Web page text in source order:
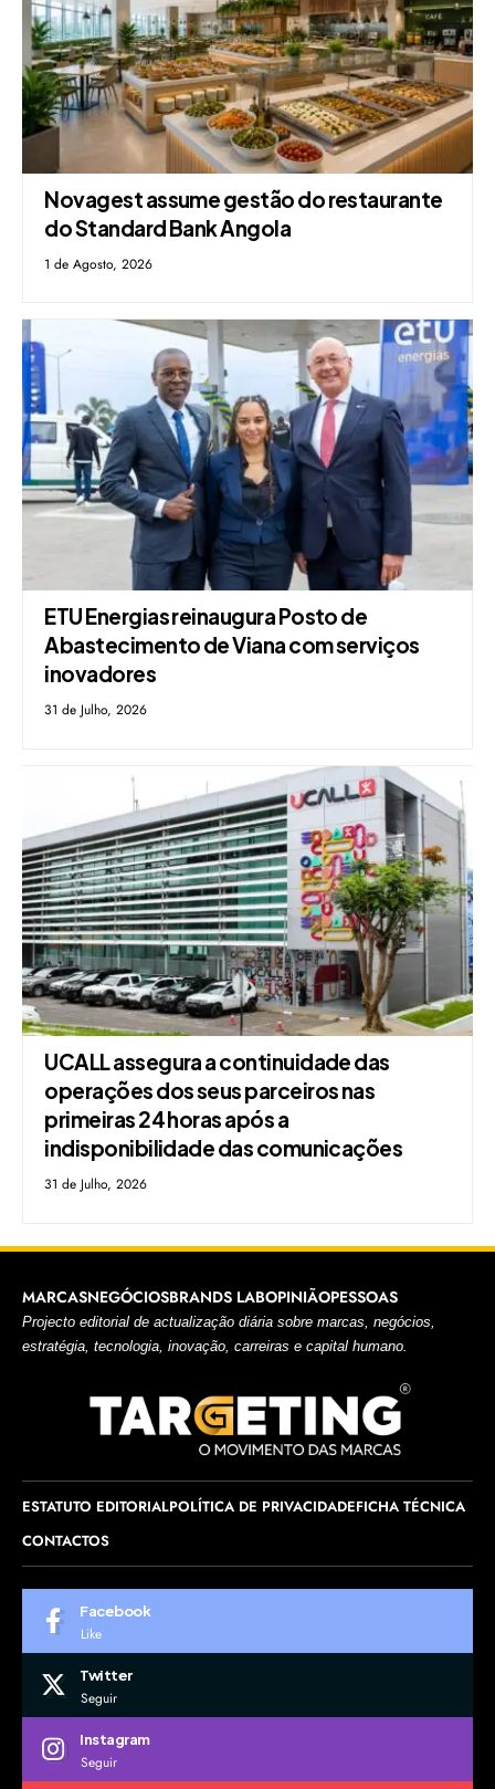
Novagest assume gestão do restaurante
do Standard Bank Angola
1 de Agosto, 2026
ETU Energias reinaugura Posto de
Abastecimento de Viana com serviços
inovadores
31 de Julho, 2026
UCALL assegura a continuidade das
operações dos seus parceiros nas
primeiras 24 horas após a
indisponibilidade das comunicações
31 de Julho, 2026
MARCASNEGÓCIOSBRANDS LABOPINIÃOPESSOAS
Projecto editorial de actualização diária sobre marcas, negócios,
estratégia, tecnologia, inovação, carreiras e capital humano.
ESTATUTO EDITORIALPOLÍTICA DE PRIVACIDADEFICHA TÉCNICA
CONTACTOS
Facebook
Like
Twitter
Seguir
Instagram
Seguir